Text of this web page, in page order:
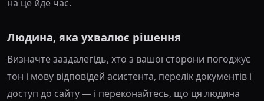
на це йде час.
Людина, яка ухвалює рішення
Визначте заздалегідь, хто з вашої сторони погоджує
тон і мову відповідей асистента, перелік документів і
доступ до сайту — і переконайтесь, що ця людина